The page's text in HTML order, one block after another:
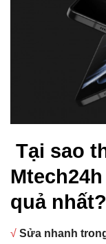
Tại sao
quả nhất?
√ Sửa nhanh